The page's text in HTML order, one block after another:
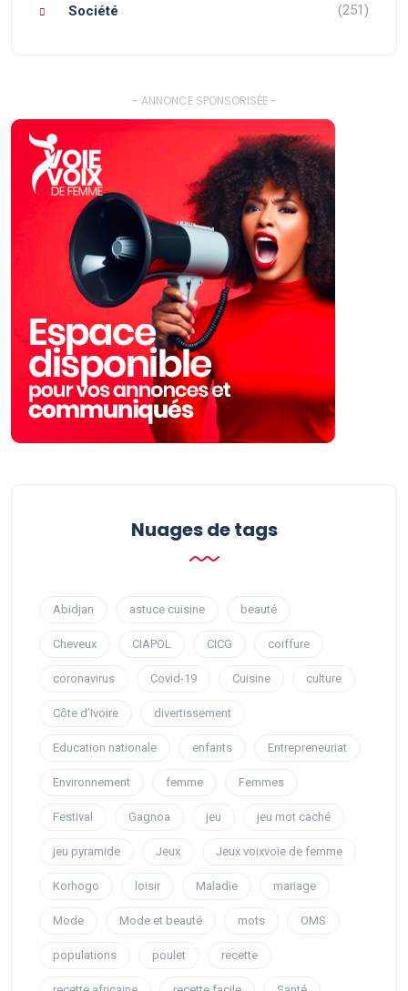
Société (251)
- ANNONCE SPONSORISÉE -
Nuages ​​de tags
Abidjan astuce cuisine beauté
Cheveux CIAPOL CICG coiffure
coronavirus Covid-19 Cuisine culture
Côte d’Ivoire divertissement
Education nationale enfants Entrepreneuriat
Environnement femme Femmes
Festival Gagnoa jeu jeu mot caché
jeu pyramide Jeux Jeux voixvoie de femme
Korhogo loisir Maladie mariage
Mode Mode et beauté mots OMS
populations poulet recette